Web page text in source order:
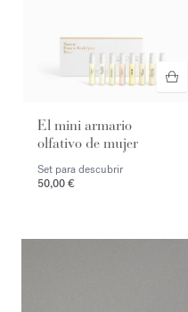
El mini armario
olfativo de mujer
Set para descubrir
50,00 €
<p><span